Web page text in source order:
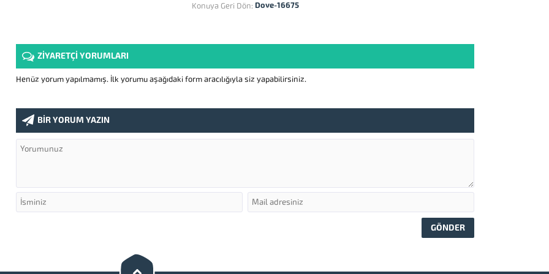
Konuya Geri Dön: Dove-16675
ZİYARETÇİ YORUMLARI
Henüz yorum yapılmamış. İlk yorumu aşağıdaki form aracılığıyla siz yapabilirsiniz.
BİR YORUM YAZIN